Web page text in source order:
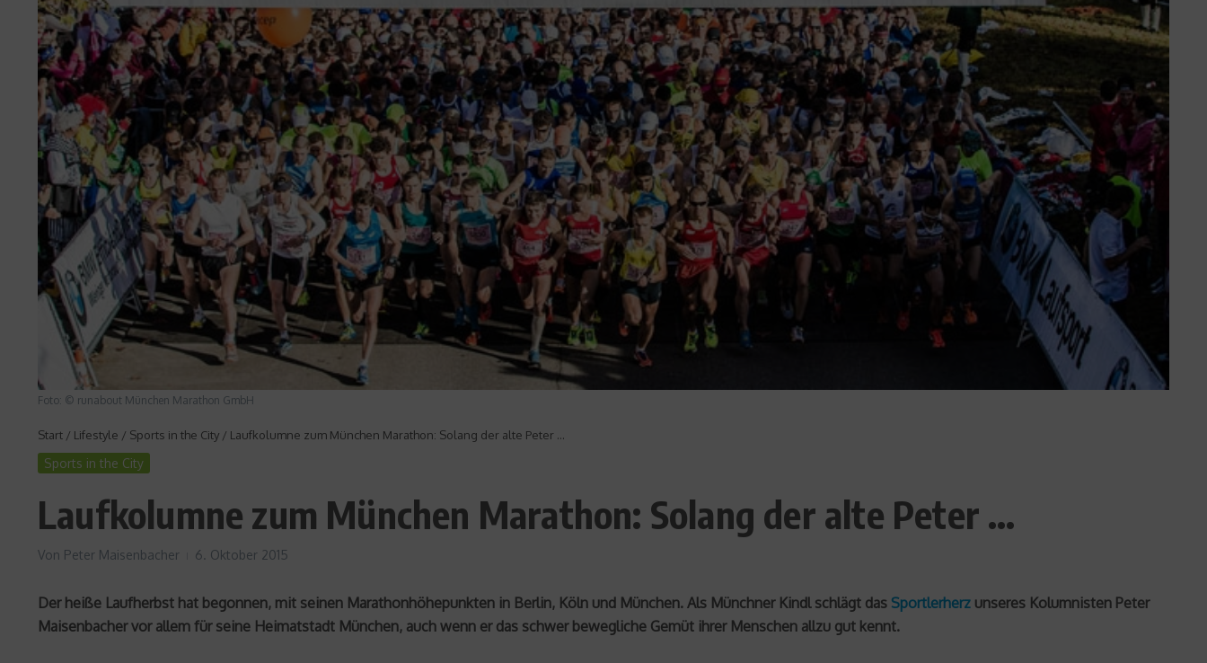
Foto: © runabout München Marathon GmbH
Start / Lifestyle / Sports in the City / Laufkolumne zum München Marathon: Solang der alte Peter …
Sports in the City
Laufkolumne zum München Marathon: Solang der alte Peter …
Von Peter Maisenbacher 6. Oktober 2015
Der heiße Laufherbst hat begonnen, mit seinen Marathonhöhepunkten in Berlin, Köln und München. Als Münchner Kindl schlägt das Sportlerherz unseres Kolumnisten Peter
Maisenbacher vor allem für seine Heimatstadt München, auch wenn er das schwer bewegliche Gemüt ihrer Menschen allzu gut kennt.